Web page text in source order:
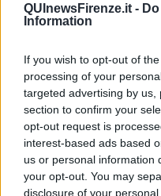
QUInewsFirenze.it -
Information
If you wish to opt-out of
processing of your
targeted advertising by
section to confirm your
opt-out request is
interest-based ads based
us or personal information
your opt-out. You may
disclosure of your
Libano, collasso
Johnson, da Trump a Biden
Biden, primo presidente
Papa Bergoglio vedrà
Bennet, un giorno in attesa
Il ritorno dei talebani
​La lenta agonia del Libano
Sudafrica, è allarme
Usa di nuovo al centro
L’appuntamento di Israele
La farsa delle elezioni in